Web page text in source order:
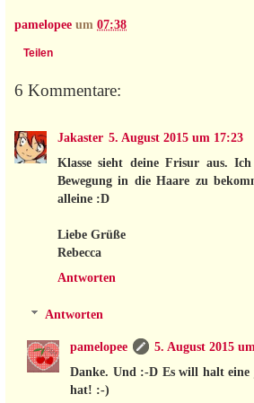
pamelopee um 07:38
Teilen
6 Kommentare:
Jakaster 5. August 2015 um 17:23
Klasse sieht deine Frisur aus.
Bewegung in die Haare zu
alleine :D
Liebe Grüße
Rebecca
Antworten
Antworten
pamelopee
5. August 2015
Danke. Und :-D Es will halt eine
hat! :-)